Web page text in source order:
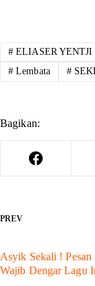
# ELIASER YENTJI
# Lembata #
Bagikan:
PREV
Asyik Sekali !
Wajib Dengar Lagu